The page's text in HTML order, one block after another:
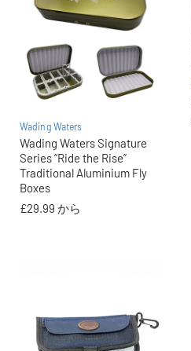
Wading Waters
Wading Waters Signature
Series “Ride the Rise”
Traditional Aluminium Fly
Boxes
£29.99 から